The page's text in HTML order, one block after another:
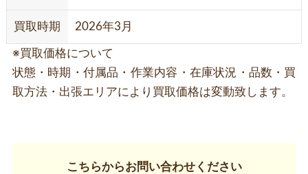
買取時期 2026年3月
※買取価格について
状態・時期・付属品・作業内容・在庫状況・品数・買
取方法・出張エリアにより買取価格は変動致します。
こちらからお問い合わせください